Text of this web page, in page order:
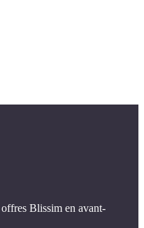
Blissim en avant-